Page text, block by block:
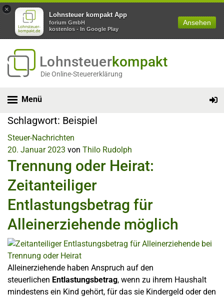
×
Lohnsteuer kompakt App
forium GmbH
kostenlos - In Google Play
Ansehen
Lohnsteuerkompakt
Die Online-Steuererklärung
Menü
Schlagwort: Beispiel
Steuer-Nachrichten
20. Januar 2023 von Thilo Rudolph
Trennung oder Heirat:
Zeitanteiliger
Entlastungsbetrag für
Alleinerziehende möglich
Alleinerziehende haben Anspruch auf den
steuerlichen Entlastungsbetrag, wenn zu ihrem Haushalt
mindestens ein Kind gehört, für das sie Kindergeld oder den